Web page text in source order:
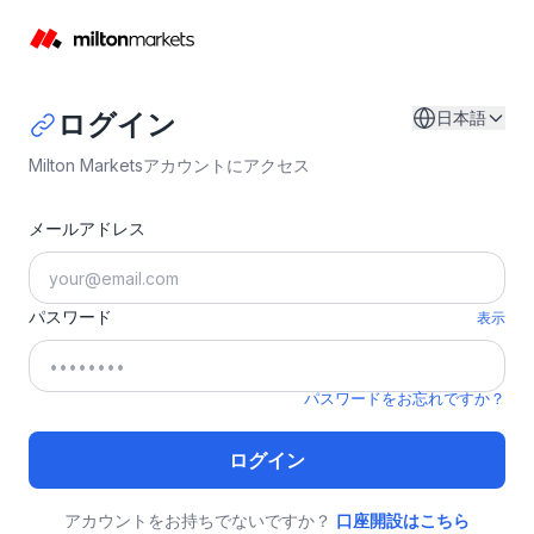
ログイン
Milton Marketsアカウントにアクセス
日本語
メールアドレス
パスワード 表示
パスワードをお忘れですか？
ログイン
アカウントをお持ちでないですか？ 口座開設はこちら